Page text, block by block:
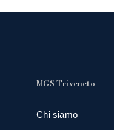
MGS Triveneto
Chi siamo